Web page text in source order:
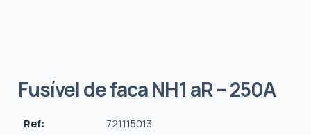
Fusível de faca NH1 aR – 250A
Ref: 721115013